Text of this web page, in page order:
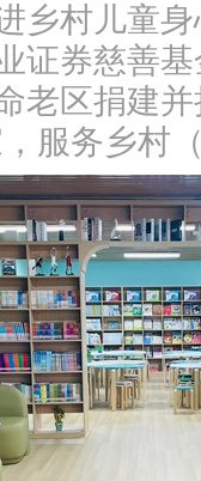
乡村儿童
证券慈善
老区捐建
服务乡村